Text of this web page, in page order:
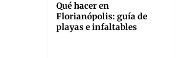
Qué hacer en
Florianópolis: guía de
playas e infaltables